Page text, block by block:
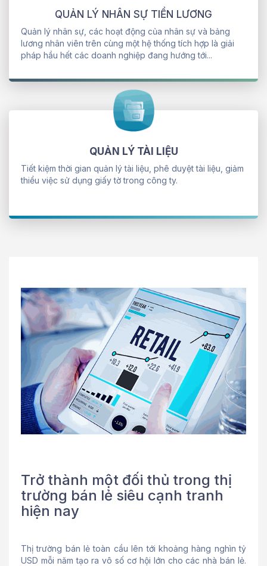
QUẢN LÝ NHÂN SỰ TIỀN LƯƠNG
Quản lý nhân sự, các hoạt động của nhân sự và bảng
lương nhân viên trên cùng một hệ thống tích hợp là giải
pháp hầu hết các doanh nghiệp đang hướng tới...
QUẢN LÝ TÀI LIỆU
Tiết kiệm thời gian quản lý tài liệu, phê duyệt tài liệu, giảm
thiểu việc sử dụng giấy tờ trong công ty.
Trở thành một đối thủ trong thị
trường bán lẻ siêu cạnh tranh
hiện nay
Thị trường bán lẻ toàn cầu lên tới khoảng hàng nghìn tỷ
USD mỗi năm tạo ra vô số cơ hội lớn cho các nhà bán lẻ.